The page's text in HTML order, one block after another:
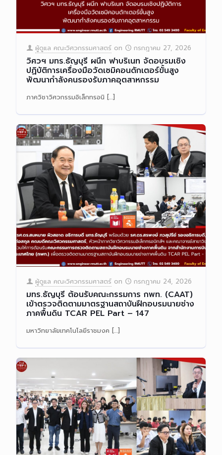
ผู้ดูแล คณะวิศวกรรมศาสตร์ on กรกฎาคม 27, 2026
วิศวฯ มทร.ธัญบุรี ผนึก ฟาบริเนท จัดอบรมเชิง
ปฏิบัติการเครื่องมือวัดเซมิคอนดักเตอร์ขั้นสูง
พัฒนากำลังคนรองรับภาคอุตสาหกรรม
ภาควิชาวิศวกรรมอิเล็กทรอนิ […]
Read more
ผู้ดูแล คณะวิศวกรรมศาสตร์ on กรกฎาคม 24, 2026
มทร.ธัญบุรี ต้อนรับคณะกรรมการ กพท. (CAAT)
เข้าตรวจติดตามมาตรฐานสถาบันฝึกอบรมนายช่าง
ภาคพื้นดิน TCAR PEL Part – 147
มหาวิทยาลัยเทคโนโลยีราชมงค […]
Read more